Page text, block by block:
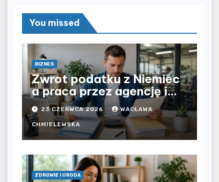
You missed
BIZNES
Zwrot podatku z Niemiec
a praca przez agencję i
bezpośrednio u
pracodawcy – jak
rozliczyć oba źródła
dochodu?
23 CZERWCA 2026 WACŁAWA
CHMIELEWSKA
ZDROWIE I URODA